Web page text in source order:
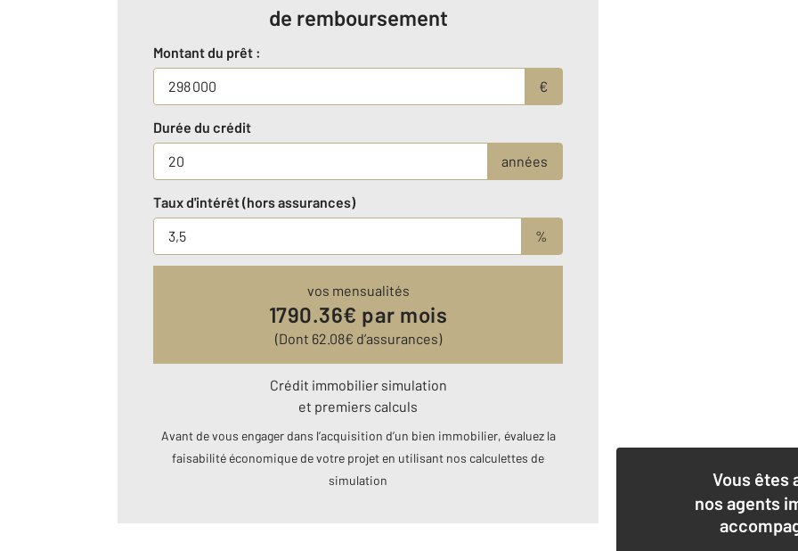
de remboursement
Montant du prêt :
€
Durée du crédit
années
Taux d'intérêt (hors assurances)
%
vos mensualités
1790.36€ par mois
(Dont 62.08€ d’assurances)
Crédit immobilier simulation
et premiers calculs
Avant de vous engager dans l’acquisition d’un bien immobilier, évaluez la
faisabilité économique de votre projet en utilisant nos calculettes de
simulation
Vous êtes
nos agents